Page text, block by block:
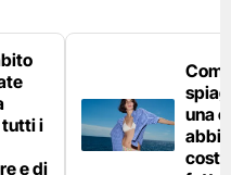
tutti i
e di
una